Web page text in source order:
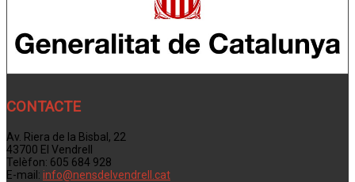
CONTACTE
Av. Riera de la Bisbal, 22
43700 El Vendrell
Telèfon: 605 684 928
E-mail: info@nensdelvendrell.cat